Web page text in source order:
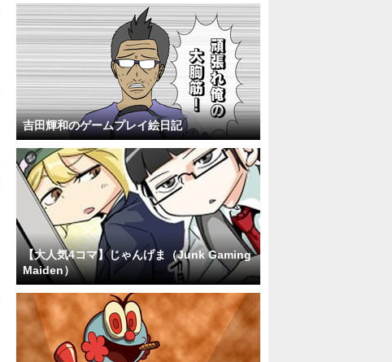
吉田輝和のゲームプレイ絵日記
【大人気4コマ】じゃんげま（Junk Gaming
Maiden）